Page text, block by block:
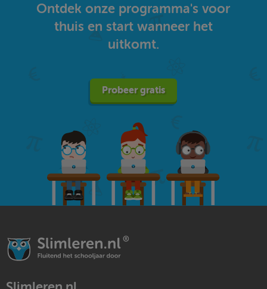
Ontdek onze programma's voor
thuis en start wanneer het
uitkomt.
Probeer gratis